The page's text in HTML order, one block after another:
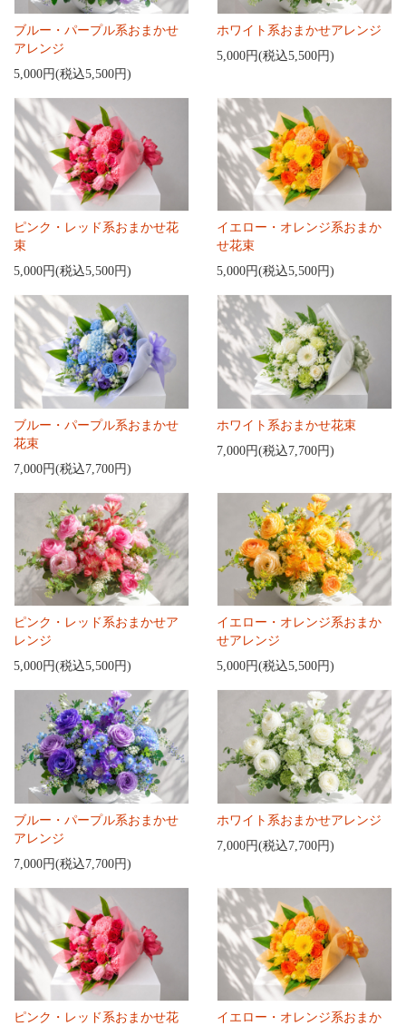
ブルー・パープル系おまかせ
アレンジ
5,000円(税込5,500円)
ホワイト系おまかせアレンジ
5,000円(税込5,500円)
ピンク・レッド系おまかせ花
束
5,000円(税込5,500円)
イエロー・オレンジ系おまか
せ花束
5,000円(税込5,500円)
ブルー・パープル系おまかせ
花束
7,000円(税込7,700円)
ホワイト系おまかせ花束
7,000円(税込7,700円)
ピンク・レッド系おまかせア
レンジ
5,000円(税込5,500円)
イエロー・オレンジ系おまか
せアレンジ
5,000円(税込5,500円)
ブルー・パープル系おまかせ
アレンジ
7,000円(税込7,700円)
ホワイト系おまかせアレンジ
7,000円(税込7,700円)
ピンク・レッド系おまかせ花
イエロー・オレンジ系おまか